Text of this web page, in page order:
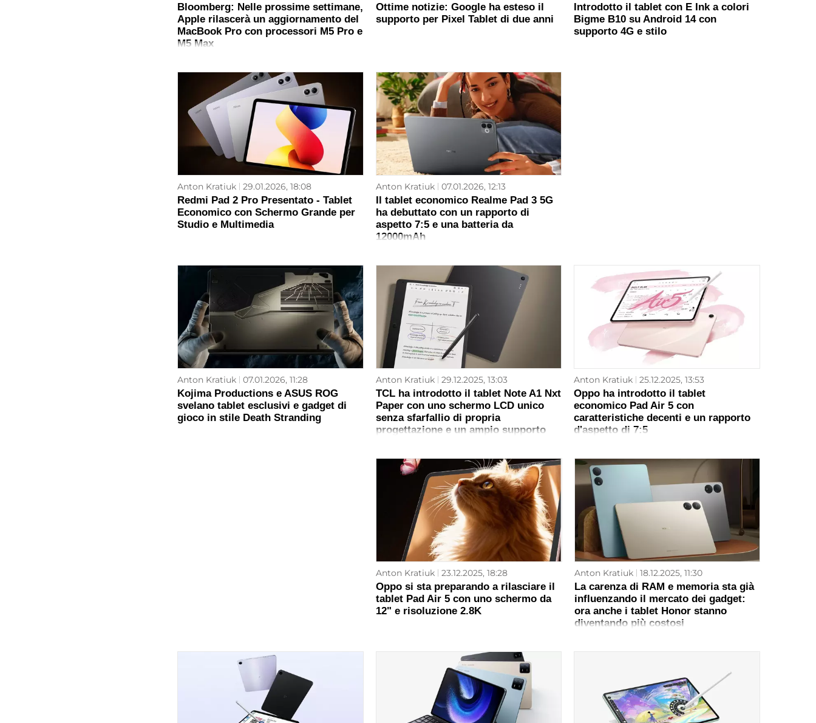
Bloomberg: Nelle prossime settimane,
Apple rilascerà un aggiornamento del
MacBook Pro con processori M5 Pro e
M5 Max
Ottime notizie: Google ha esteso il
supporto per Pixel Tablet di due anni
Introdotto il tablet con E Ink a colori
Bigme B10 su Android 14 con
supporto 4G e stilo
Anton Kratiuk 29.01.2026, 18:08
Redmi Pad 2 Pro Presentato - Tablet
Economico con Schermo Grande per
Studio e Multimedia
Anton Kratiuk 07.01.2026, 12:13
Il tablet economico Realme Pad 3 5G
ha debuttato con un rapporto di
aspetto 7:5 e una batteria da
12000mAh
Anton Kratiuk 07.01.2026, 11:28
Kojima Productions e ASUS ROG
svelano tablet esclusivi e gadget di
gioco in stile Death Stranding
Anton Kratiuk 29.12.2025, 13:03
TCL ha introdotto il tablet Note A1 Nxt
Paper con uno schermo LCD unico
senza sfarfallio di propria
progettazione e un ampio supporto
Anton Kratiuk 25.12.2025, 13:53
Oppo ha introdotto il tablet
economico Pad Air 5 con
caratteristiche decenti e un rapporto
d'aspetto di 7:5
Anton Kratiuk 23.12.2025, 18:28
Oppo si sta preparando a rilasciare il
tablet Pad Air 5 con uno schermo da
12" e risoluzione 2.8K
Anton Kratiuk 18.12.2025, 11:30
La carenza di RAM e memoria sta già
influenzando il mercato dei gadget:
ora anche i tablet Honor stanno
diventando più costosi